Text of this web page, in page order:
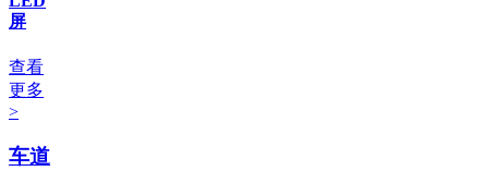
屏
查看
更多
>
车道